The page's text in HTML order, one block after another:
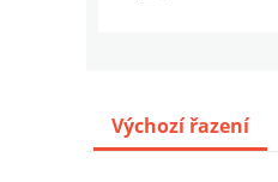
Výchozí řazení